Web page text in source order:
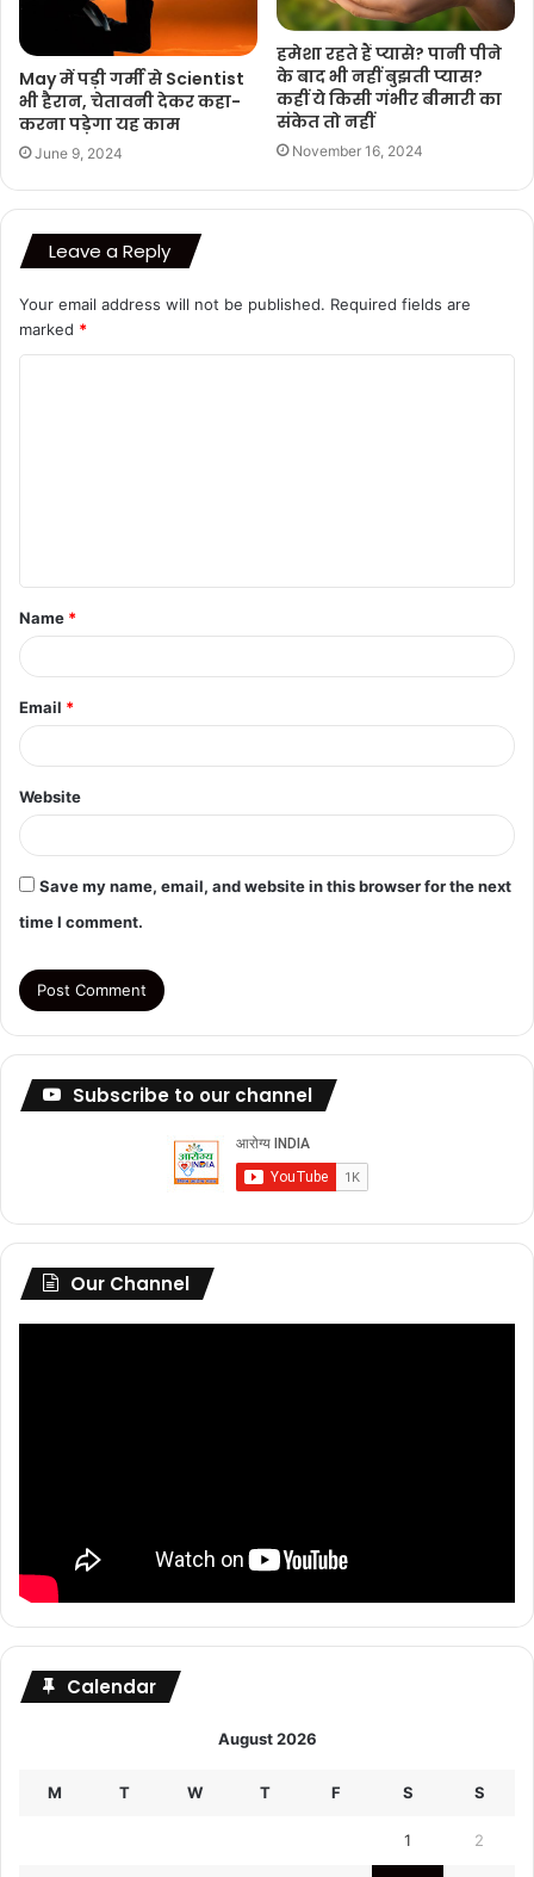
May में पड़ी गर्मी से Scientist
भी हैरान, चेतावनी देकर कहा-
करना पड़ेगा यह काम
June 9, 2024
हमेशा रहते हैं प्यासे? पानी पीने
के बाद भी नहीं बुझती प्यास?
कहीं ये किसी गंभीर बीमारी का
संकेत तो नहीं
November 16, 2024
Leave a Reply
Your email address will not be published. Required fields are
marked *
t
*
Name *
Email *
Website
Save my name, email, and website in this browser for the next
time I comment.
Subscribe to our channel
Our Channel
Calendar
August 2026
M T W T F S S
1 2